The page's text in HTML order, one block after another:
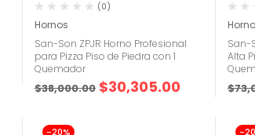
(0)
Hornos
San-Son ZPJR Horno Profesional
para Pizza Piso de Piedra con 1
Quemador
$38,000.00 $30,305.00
San-
Alta
$
-20% -